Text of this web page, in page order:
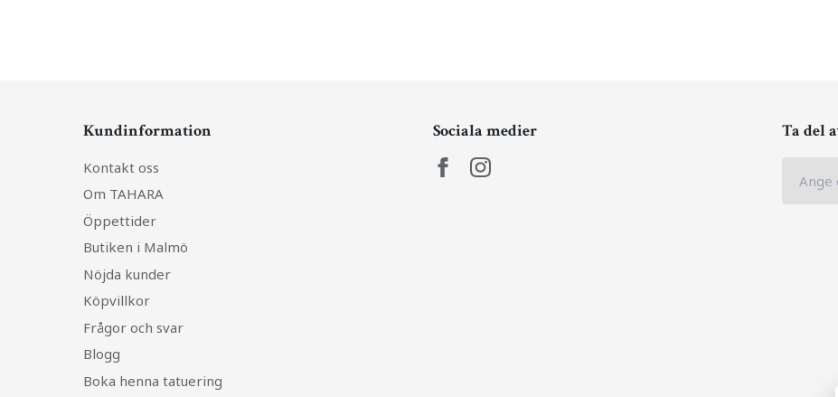
Kundinformation
Kontakt oss
Om TAHARA
Öppettider
Butiken i Malmö
Nöjda kunder
Köpvillkor
Frågor och svar
Blogg
Boka henna tatuering
Sociala medier Ta del